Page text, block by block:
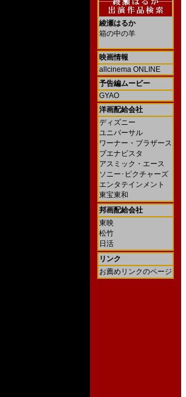
綾瀬はるか
箱の中の羊
映画情報
allcinema ONLINE
予告編ムービー
GYAO
洋画配給会社
ディズニー
ユニバーサル
ワーナー・ブラザース
ブエナビスタ
アスミック・エース
ソニー･ピクチャーズ
エンタテインメント
東宝東和
邦画配給会社
東映
松竹
日活
リンク
お薦めリンクのページ